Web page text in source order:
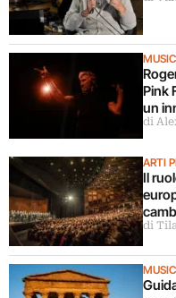
Pink
un
di
ARTI
Il
di